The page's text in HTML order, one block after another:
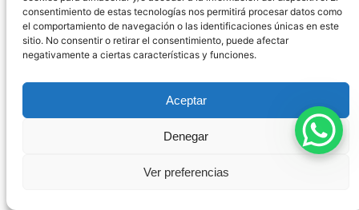
consentimiento de estas tecnologías nos permitirá procesar datos como
el comportamiento de navegación o las identificaciones únicas en este
sitio. No consentir o retirar el consentimiento, puede afectar
negativamente a ciertas características y funciones.
Aceptar
Denegar
Ver preferencias
contaminadas?
investigación, solicites información sobre los
protocolos de recogida y custodia de pruebas, y
plantees la práctica de pruebas complementarias
que puedan sostener la acusación por vías